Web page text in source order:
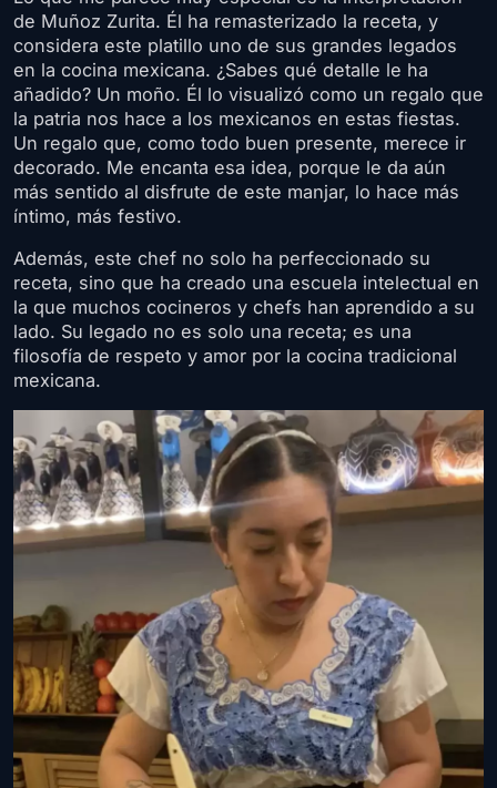
de Muñoz Zurita. Él ha remasterizado la receta, y
considera este platillo uno de sus grandes legados
en la cocina mexicana. ¿Sabes qué detalle le ha
añadido? Un moño. Él lo visualizó como un regalo que
la patria nos hace a los mexicanos en estas fiestas.
Un regalo que, como todo buen presente, merece ir
decorado. Me encanta esa idea, porque le da aún
más sentido al disfrute de este manjar, lo hace más
íntimo, más festivo.
Además, este chef no solo ha perfeccionado su
receta, sino que ha creado una escuela intelectual en
la que muchos cocineros y chefs han aprendido a su
lado. Su legado no es solo una receta; es una
filosofía de respeto y amor por la cocina tradicional
mexicana.